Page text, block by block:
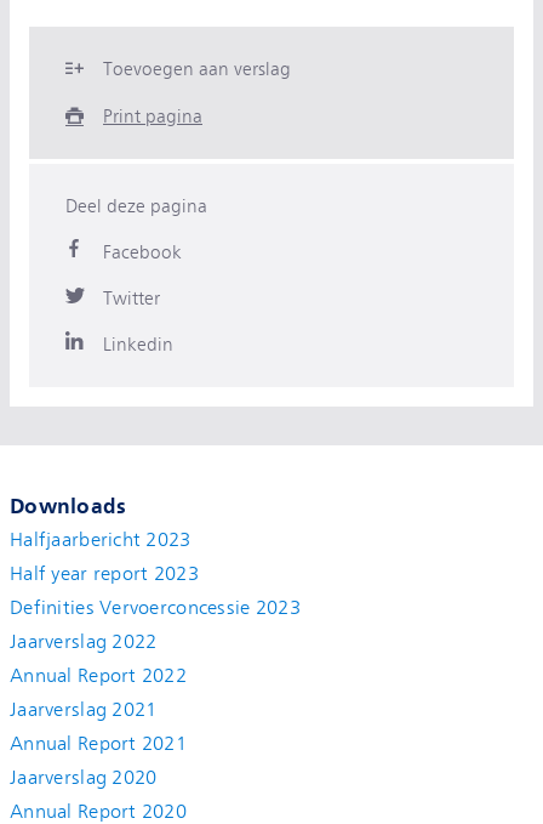
Toevoegen aan verslag
Print pagina
Deel deze pagina
Facebook
Twitter
Linkedin
Downloads
Halfjaarbericht 2023
Half year report 2023
Definities Vervoerconcessie 2023
Jaarverslag 2022
Annual Report 2022
Jaarverslag 2021
Annual Report 2021
Jaarverslag 2020
Annual Report 2020